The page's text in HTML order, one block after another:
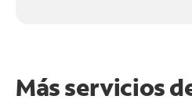
Más servicios